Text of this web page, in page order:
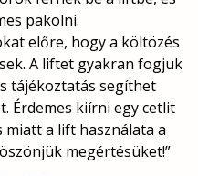
pakolni.
előre, hogy a költözés
A liftet gyakran fogjuk
tájékoztatás segíthet
Érdemes kiírni egy cetlit
miatt a lift használata a
megértésüket!”